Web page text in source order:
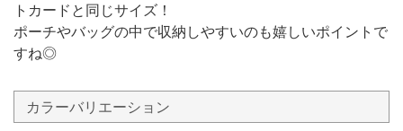
トカードと同じサイズ！
ポーチやバッグの中で収納しやすいのも嬉しいポイントで
すね◎
カラーバリエーション